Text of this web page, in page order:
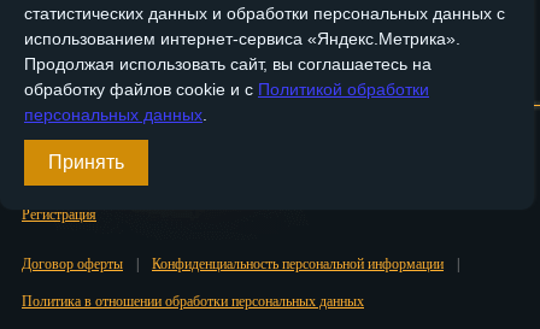
Подольск
Псков
Самара
Санкт-Петербург
статистических данных и обработки персональных данных с
использованием интернет-сервиса «Яндекс.Метрика».
Продолжая использовать сайт, вы соглашаетесь на
обработку файлов cookie и с Политикой обработки
персональных данных.
Принять
Главная О компании Медные изделия Бронзовые изделия
Доставка и оплата Контакты
Регистрация
Договор оферты Конфиденциальность персональной информации
Политика в отношении обработки персональных данных